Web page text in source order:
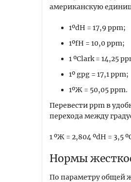
американскую
1ºdH = 17,9 ppm;
1ºfH = 10,0 ppm;
1 ºClark = 14,25
1º gpg = 17,1 ppm;
1ºЖ = 50,05 ppm.
Перевести ррm в
перехода между
1 ºЖ = 2,804 ºdH = 3,5
Нормы
По параметру общей